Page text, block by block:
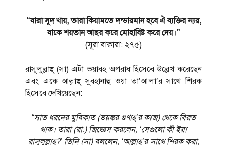
“যারা সুদ খায়, তারা কিয়ামতে দন্ডায়মান হবে ঐ ব্যক্তির ন্যয়,
যাকে শয়তান আছর করে মোহাবিষ্ট করে দেয়।”
(সূরা বাক্বারা: ২৭৫)
রাসূলুল্লাহ্ (সা) এটা ভয়াবহ অপরাধ হিসেবে উল্লেখ করেছেন
এবং একে আল্লাহ্ সুবহানাহু ওয়া তা’আলা’র সাথে শিরক
হিসেবে দেখিয়েছেন:
“সাত ধরনের মুবিকাত (ভয়ঙ্কর গুণাহ্’র কাজ) থেকে বিরত
থাক। তারা (রা.) জিজ্ঞেস করলেন, ‘সেগুলো কী ইয়া
রাসূলুল্লাহ্?’ তিনি (সা) বললেন, ‘আল্লাহ্’র সাথে শিরক করা,